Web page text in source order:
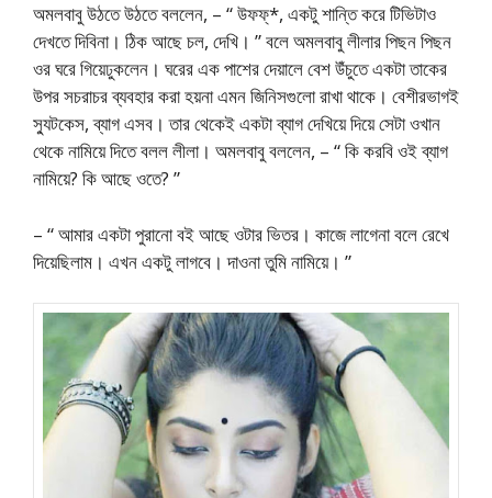
অমলবাবু উঠতে উঠতে বললেন, – “ উফফ্*, একটু শান্তি করে টিভিটাও
দেখতে দিবিনা। ঠিক আছে চল, দেখি। ” বলে অমলবাবু লীলার পিছন পিছন
ওর ঘরে গিয়েঢুকলেন। ঘরের এক পাশের দেয়ালে বেশ উঁচুতে একটা তাকের
উপর সচরাচর ব্যবহার করা হয়না এমন জিনিসগুলো রাখা থাকে। বেশীরভাগই
স্যুটকেস, ব্যাগ এসব। তার থেকেই একটা ব্যাগ দেখিয়ে দিয়ে সেটা ওখান
থেকে নামিয়ে দিতে বলল লীলা। অমলবাবু বললেন, – “ কি করবি ওই ব্যাগ
নামিয়ে? কি আছে ওতে? ”
– “ আমার একটা পুরানো বই আছে ওটার ভিতর। কাজে লাগেনা বলে রেখে
দিয়েছিলাম। এখন একটু লাগবে। দাওনা তুমি নামিয়ে। ”